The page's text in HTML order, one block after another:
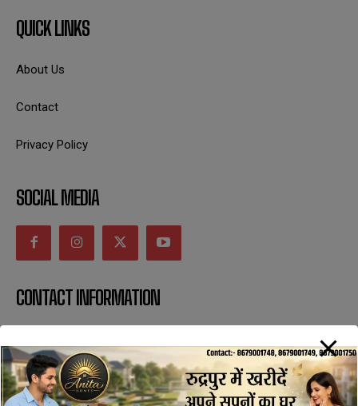
QUICK LINKS
About Us
Contact
Privacy Policy
SOCIAL MEDIA
CONTACT INFORMATION
SUBSCRIBE NOW